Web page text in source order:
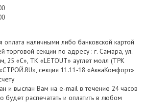
наличными либо банковской картой
торговой секции по адресу : г. Самара, ул.
25 «С», ТК «LETOUT» аутлет молл (ТРК
секция 11.11-18 «АкваКомфорт»
и выслан Вам на e-mail в течение 24 часов
будет распечатать и оплатить в любом